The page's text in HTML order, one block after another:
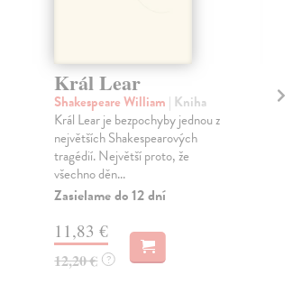
Král Lear
Shakespeare William | Kniha
Král Lear je bezpochyby jednou z
největších Shakespearových
tragédií. Největší proto, že
všechno děn...
Zasielame do 12 dní
11,83 €
12,20 € ?